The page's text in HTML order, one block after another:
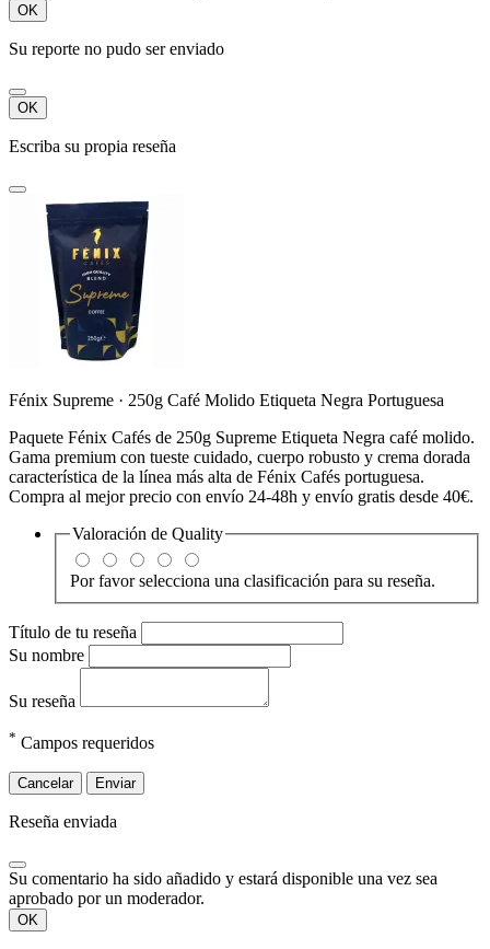
OK
Su reporte no pudo ser enviado
OK
Escriba su propia reseña
Fénix Supreme · 250g Café Molido Etiqueta Negra Portuguesa
Paquete Fénix Cafés de 250g Supreme Etiqueta Negra café molido.
Gama premium con tueste cuidado, cuerpo robusto y crema dorada
característica de la línea más alta de Fénix Cafés portuguesa.
Compra al mejor precio con envío 24-48h y envío gratis desde 40€.
Valoración de Quality
Por favor selecciona una clasificación para su reseña.
Título de tu reseña
Su nombre
Su reseña
* Campos requeridos
Cancelar Enviar
Reseña enviada
Su comentario ha sido añadido y estará disponible una vez sea
aprobado por un moderador.
OK